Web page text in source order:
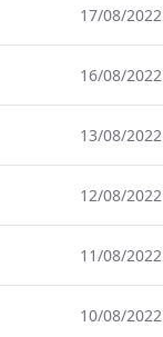
17/08/2022
16/08/2022
13/08/2022
12/08/2022
11/08/2022
10/08/2022